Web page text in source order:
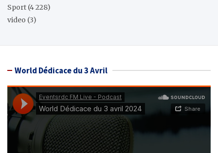
Sport (4 228)
video (3)
World Dédicace du 3 Avril